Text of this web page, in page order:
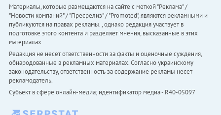
Материалы, которые размещаются на сайте с меткой "Реклама" /
"Новости компаний" / "Пресрелиз" / "Promoted", являются рекламными и
публикуются на правах рекламы. , однако редакция участвует в
подготовке этого контента и разделяет мнения, высказанные в этих
материалах.
Редакция не несет ответственности за факты и оценочные суждения,
обнародованные в рекламных материалах. Согласно украинскому
законодательству, ответственность за содержание рекламы несет
рекламодатель.
Субъект в сфере онлайн-медиа; идентификатор медиа - R40-05097